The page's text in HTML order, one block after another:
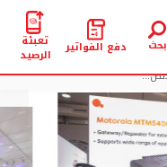
بحث دفع الفواتير تعبئة
الرصيد